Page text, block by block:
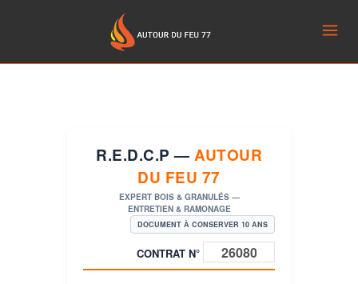
R.E.D.C.P — AUTOUR
DU FEU 77
EXPERT BOIS & GRANULÉS —
ENTRETIEN & RAMONAGE
DOCUMENT À CONSERVER 10 ANS
CONTRAT N°